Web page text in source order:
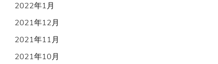
2022年1月
2021年12月
2021年11月
2021年10月